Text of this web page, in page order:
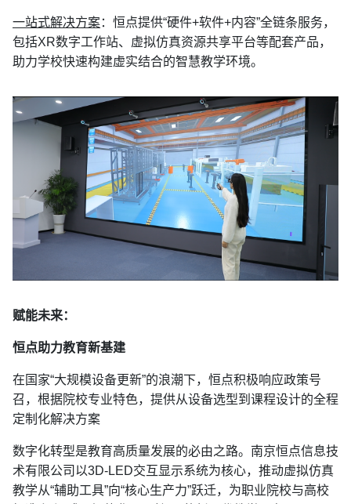
一站式解决方案：恒点提供“硬件+软件+内容”全链条服务，
包括XR数字工作站、虚拟仿真资源共享平台等配套产品，
助力学校快速构建虚实结合的智慧教学环境。
赋能未来：
恒点助力教育新基建
在国家“大规模设备更新”的浪潮下，恒点积极响应政策号
召，根据院校专业特色，提供从设备选型到课程设计的全程
定制化解决方案
数字化转型是教育高质量发展的必由之路。南京恒点信息技
术有限公司以3D-LED交互显示系统为核心，推动虚拟仿真
教学从“辅助工具”向“核心生产力”跃迁，为职业院校与高校